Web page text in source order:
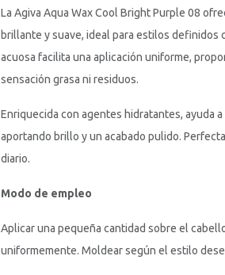
La Agiva Aqua Wax Cool Bright Purple 08
brillante y suave, ideal para estilos definidos
acuosa facilita una aplicación uniforme,
sensación grasa ni residuos.
Enriquecida con agentes hidratantes, ayuda
aportando brillo y un acabado pulido.
diario.
Modo de empleo
Aplicar una pequeña cantidad sobre el
uniformemente. Moldear según el estilo